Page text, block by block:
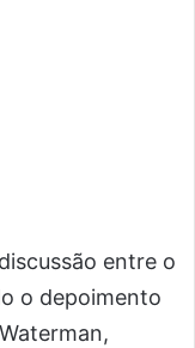
entre o
o depoimento